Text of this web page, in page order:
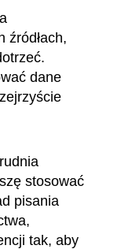
źródłach,
dane
stosować
pisania
tak, aby